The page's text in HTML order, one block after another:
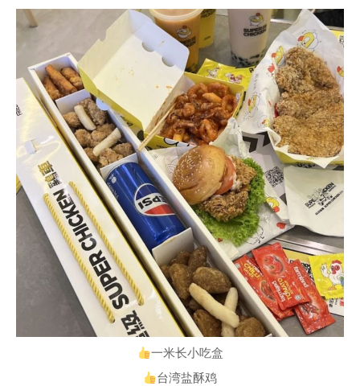
一米长小吃盒
台湾盐酥鸡